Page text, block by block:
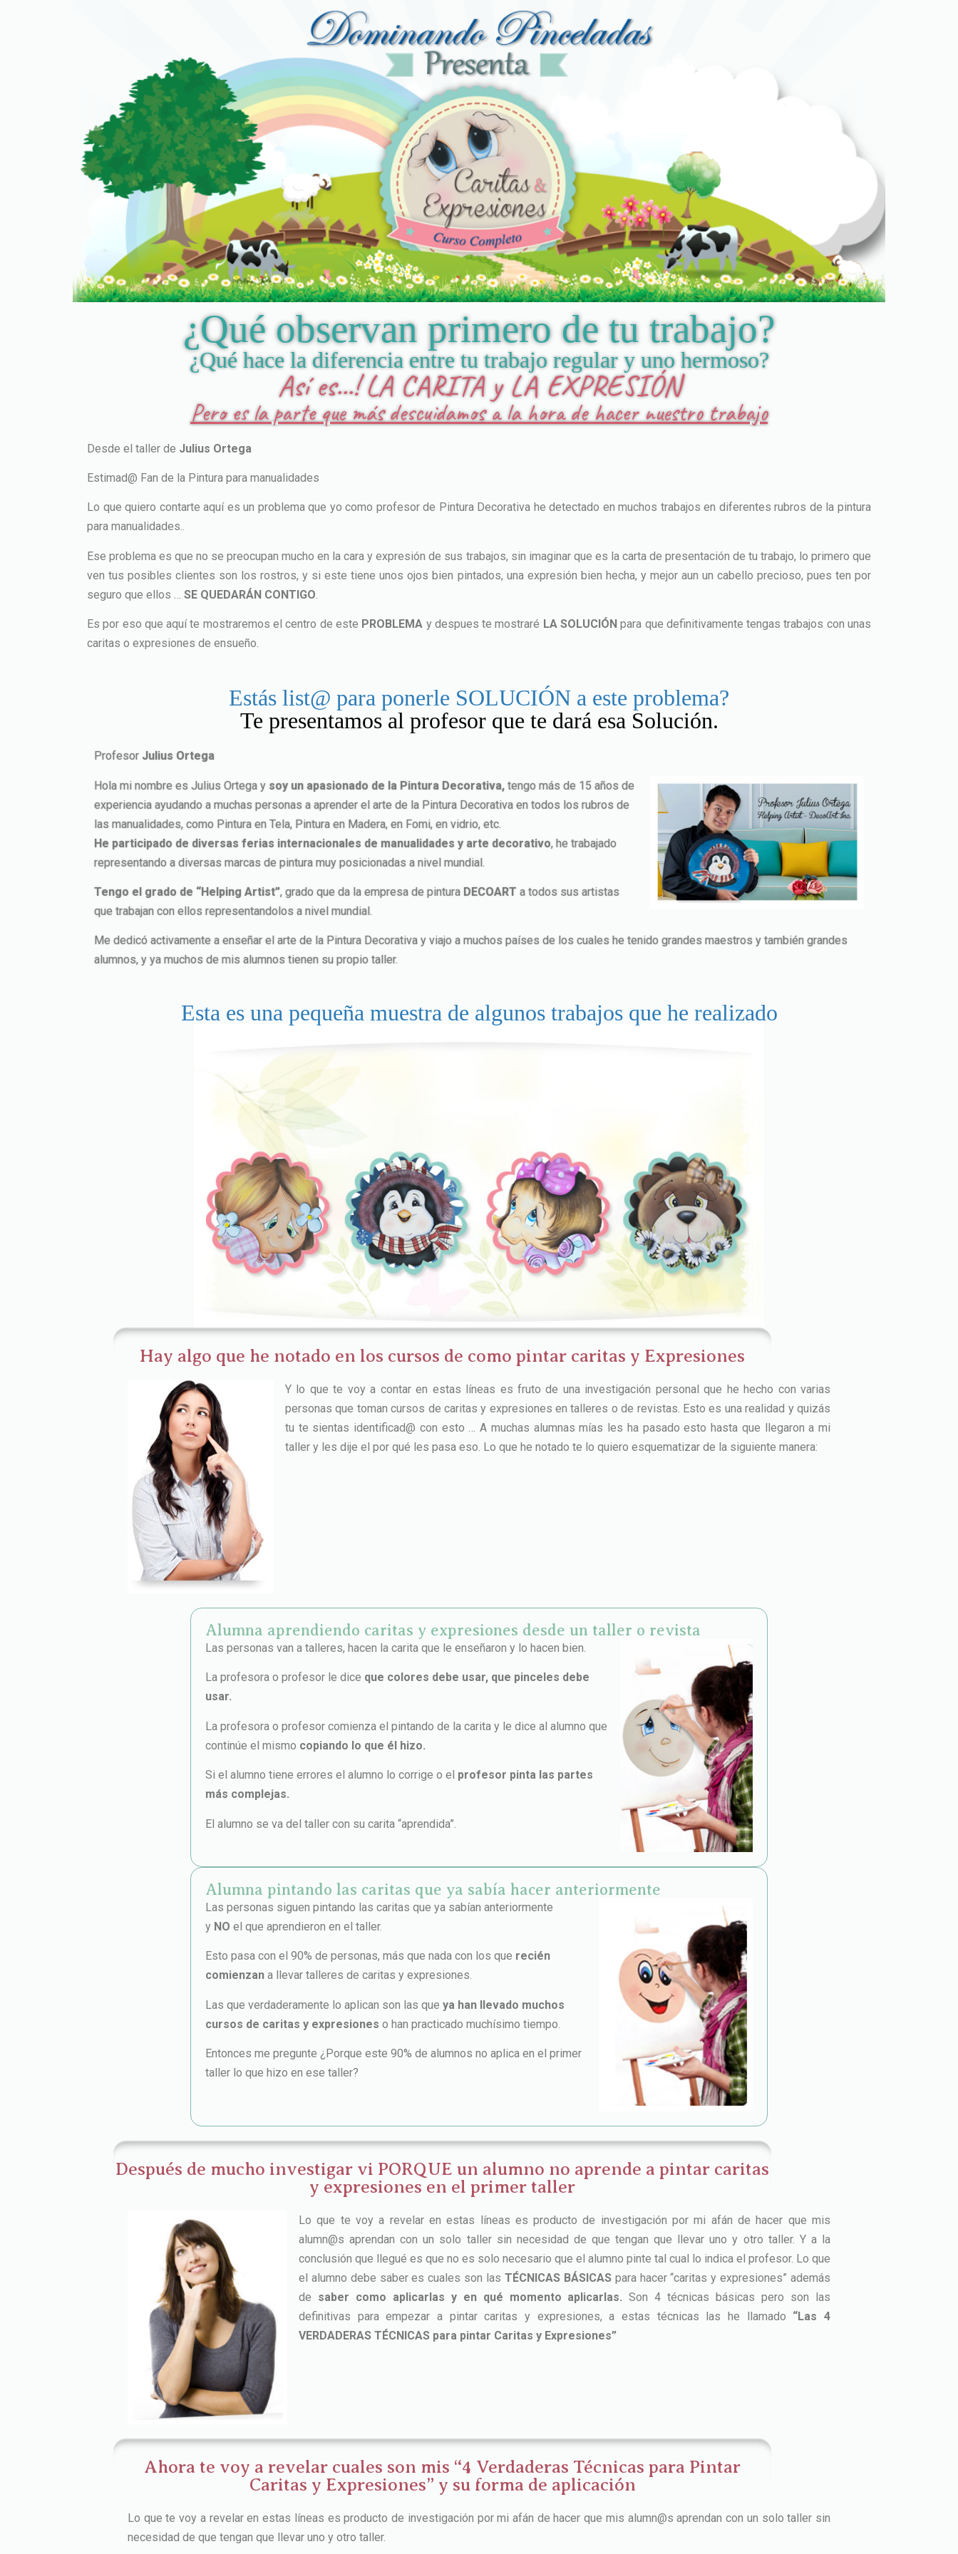
¿Qué observan primero de tu trabajo?
¿Qué hace la diferencia entre tu trabajo regular y uno hermoso?
Así es...! LA CARITA y LA EXPRESIÓN
Pero es la parte que más descuidamos a la hora de hacer nuestro trabajo
Desde el taller de Julius Ortega
Estimad@ Fan de la Pintura para manualidades
Lo que quiero contarte aquí es un problema que yo como profesor de Pintura Decorativa he detectado en muchos trabajos en diferentes rubros de la pintura
para manualidades..
Ese problema es que no se preocupan mucho en la cara y expresión de sus trabajos, sin imaginar que es la carta de presentación de tu trabajo, lo primero que
ven tus posibles clientes son los rostros, y si este tiene unos ojos bien pintados, una expresión bien hecha, y mejor aun un cabello precioso, pues ten por
seguro que ellos … SE QUEDARÁN CONTIGO
Es por eso que aquí te mostraremos el centro de este PROBLEMA y despues te mostraré LA SOLUCIÓNpara que definitivamente tengas trabajos con unas
caritas o expresiones de ensueño.
Estás list@ para ponerle SOLUCIÓN a este problema?
Te presentamos al profesor que te dará esa Solución.
Profesor Julius Ortega
Hola mi nombre es Julius Ortega y soy un apasionado de la Pintura Decorativa, tengo más de 15 años de
experiencia ayudando a muchas personas a aprender el arte de la Pintura Decorativa en todos los rubros de
las manualidades, como Pintura en Tela, Pintura en Madera, en Fomi, en vidrio, etc.
He participado de diversas ferias internacionales de manualidades y arte decorativo, he trabajado
representando a diversas marcas de pintura muy posicionadas a nivel mundial.
Tengo el grado de “Helping Artist”, grado que da la empresa de pintura DECOART a todos sus artistas
que trabajan con ellos representandolos a nivel mundial.
Me dedicó activamente a enseñar el arte de la Pintura Decorativa y viajo a muchos países de los cuales he tenido grandes maestros y también grandes
alumnos, y ya muchos de mis alumnos tienen su propio taller.
Esta es una pequeña muestra de algunos trabajos que he realizado
Hay algo que he notado en los cursos de como pintar caritas y Expresiones
Y lo que te voy a contar en estas líneas es fruto de una investigación personal que he hecho con varias
personas que toman cursos de caritas y expresiones en talleres o de revistas. Esto es una realidad y quizás
tu te sientas identificad@ con esto … A muchas alumnas mías les ha pasado esto hasta que llegaron a mi
taller y les dije el por qué les pasa eso. Lo que he notado te lo quiero esquematizar de la siguiente manera:
Alumna aprendiendo caritas y expresiones desde un taller o revista
Las personas van a talleres, hacen la carita que le enseñaron y lo hacen bien.
La profesora o profesor le dice que colores debe usar, que pinceles debe
usar.
La profesora o profesor comienza el pintando de la carita y le dice al alumno que
continúe el mismo copiando lo que él hizo.
Si el alumno tiene errores el alumno lo corrige o el profesor pinta las partes
más complejas.
El alumno se va del taller con su carita “aprendida”.
Alumna pintando las caritas que ya sabía hacer anteriormente
Las personas siguen pintando las caritas que ya sabían anteriormente
y NO el que aprendieron en el taller.
Esto pasa con el 90% de personas, más que nada con los que recién
comienzan a llevar talleres de caritas y expresiones.
Las que verdaderamente lo aplican son las queya han llevado muchos
cursos de caritas y expresiones o han practicado muchísimo tiempo.
Entonces me pregunte ¿Porque este 90% de alumnos no aplica en el primer
taller lo que hizo en ese taller?
Después de mucho investigar vi PORQUE un alumno no aprende a pintar caritas
y expresiones en el primer taller
Lo que te voy a revelar en estas líneas es producto de investigación por mi afán de hacer que mis
alumn@s aprendan con un solo taller sin necesidad de que tengan que llevar uno y otro taller. Y a la
conclusión que llegué es que no es solo necesario que el alumno pinte tal cual lo indica el profesor. Lo que
el alumno debe saber es cuales son las TÉCNICAS BÁSICASpara hacer “caritas y expresiones” además
de saber como aplicarlas y en qué momento aplicarlas. Son 4 técnicas básicas pero son las
definitivas para empezar a pintar caritas y expresiones, a estas técnicas las he llamado “Las 4
VERDADERAS TÉCNICAS para pintar Caritas y Expresiones”
Ahora te voy a revelar cuales son mis “4 Verdaderas Técnicas para Pintar
Caritas y Expresiones” y su forma de aplicación
Lo que te voy a revelar en estas líneas es producto de investigación por mi afán de hacer que mis alumn@s aprendan con un solo taller sin
necesidad de que tengan que llevar uno y otro taller.